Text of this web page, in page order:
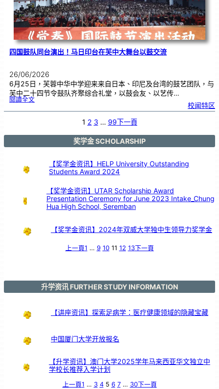
四国鼓队同台演出！马日印台在芙中大舞台以鼓交流
26/06/2026
6月25日，芙蓉中华中学迎来来自日本、印尼及台湾的鼓艺团队，与
芙中二十四节令鼓队齐聚综合礼堂，以鼓会友、以艺传…
閱讀全文:四
队
日
在
校闻特区
1 2 3 … 99下一頁
奖学金 SCHOLARSHIP
【奖学金资讯】HELP University Outstanding
Students Award 2024
【奖学金资讯】UTAR Scholarship Award
Presentation Ceremony for June 2023 Intake_Chung
Hua High School, Seremban
【奖学金资讯】2024年双威大学独中生领导力奖学金
上一頁1 … 9 10 11 12 13下一頁
升学资讯 FURTHER STUDY INFORMATION
【讲座资讯】探索足病学：医疗健康领域的隐藏宝藏
中国厦门大学开放报名
【升学资讯】澳门大学2025学年马来西亚华文独立中
学校长推荐入学计划
上一頁1 … 3 4 5 6 7 … 30下一頁